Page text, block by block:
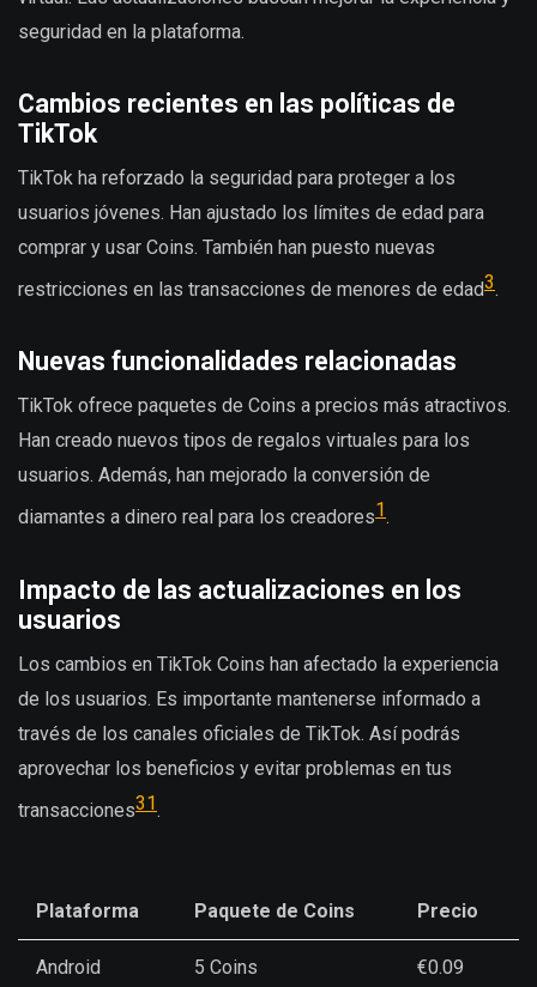
seguridad en la plataforma.
Cambios recientes en las políticas de
TikTok
TikTok ha reforzado la seguridad para proteger a los
usuarios jóvenes. Han ajustado los límites de edad para
comprar y usar Coins. También han puesto nuevas
restricciones en las transacciones de menores de edad3.
Nuevas funcionalidades relacionadas
TikTok ofrece paquetes de Coins a precios más atractivos.
Han creado nuevos tipos de regalos virtuales para los
usuarios. Además, han mejorado la conversión de
diamantes a dinero real para los creadores1.
Impacto de las actualizaciones en los
usuarios
Los cambios en TikTok Coins han afectado la experiencia
de los usuarios. Es importante mantenerse informado a
través de los canales oficiales de TikTok. Así podrás
aprovechar los beneficios y evitar problemas en tus
transacciones31.
Plataforma Paquete de Coins Precio
Android 5 Coins €0.09